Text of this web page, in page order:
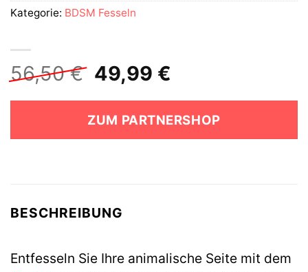
56,50€ Ursprünglicher
Preis
war:
56,50 €
49,99 €
ist:
49,99 €.
ZUM PARTNERSHOP
Kategorie: BDSM Fesseln
BESCHREIBUNG
Entfesseln Sie Ihre animalische Seite mit dem